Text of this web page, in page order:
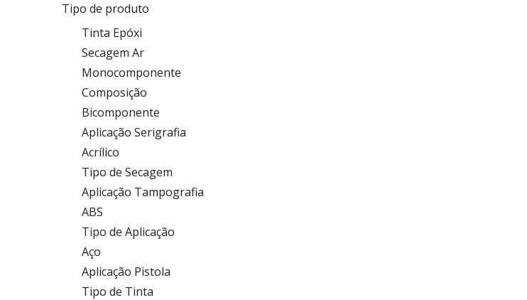
Tipo de produto
Tinta Epóxi
Secagem Ar
Monocomponente
Composição
Bicomponente
Aplicação Serigrafia
Acrílico
Tipo de Secagem
Aplicação Tampografia
ABS
Tipo de Aplicação
Aço
Aplicação Pistola
Tipo de Tinta